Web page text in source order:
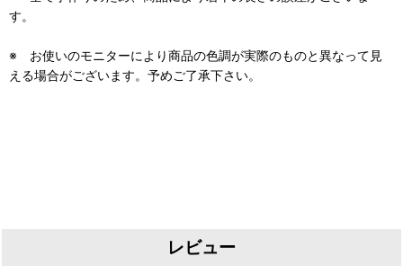
す。
※ お使いのモニターにより商品の色調が実際のものと異なって見
える場合がございます。予めご了承下さい。
レビュー